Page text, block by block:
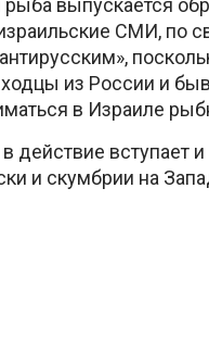
выпускается
СМИ, по
из России и
в Израиле
действие вступает и
и скумбрии на